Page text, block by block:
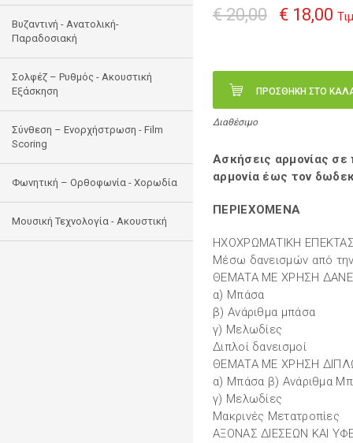
Bυζαντινή - Ανατολική-
Παραδοσιακή
Σολφέζ – Ρυθμός - Ακουστική
Εξάσκηση
Σύνθεση – Ενορχήστρωση - Film
Scoring
Φωνητική – Ορθοφωνία - Χορωδία
Μουσική Τεχνολογία - Ακουστική
€ 20,00 € 18,00
ΠΡΟΣΘΗΚΗ ΣΤΟ
Διαθέσιμο
Ασκήσεις αρμονίας σε
αρμονία έως τον
ΠΕΡΙΕΧΟΜΕΝΑ
ΗΧΟΧΡΩΜΑΤΙΚΗ
Μέσω δανεισμών από
ΘΕΜΑΤΑ ΜΕ ΧΡΗΣΗ
α) Μπάσα
β) Ανάριθμα μπάσα
γ) Μελωδίες
Διπλοί δανεισμοί
ΘΕΜΑΤΑ ΜΕ ΧΡΗΣΗ
α) Μπάσα β) Ανάριθμα
γ) Μελωδίες
Μακρινές Μετατροπίες
ΑΞΟΝΑΣ ΔΙΕΣΕΩΝ ΚΑΙ